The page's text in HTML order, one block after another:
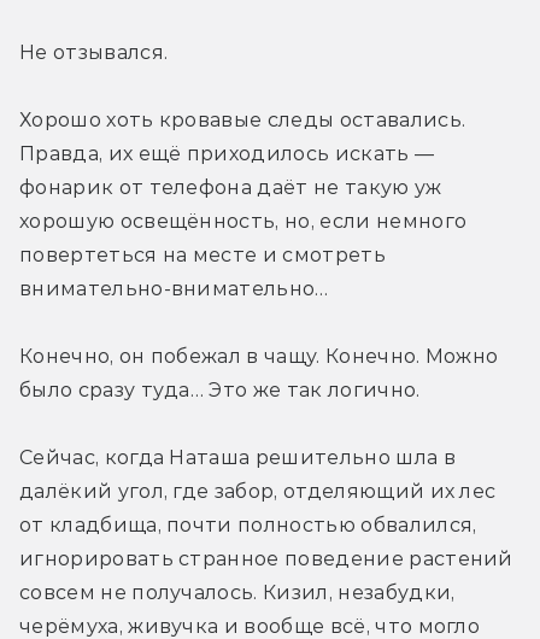
Не отзывался.
Хорошо хоть кровавые следы оставались.
Правда, их ещё приходилось искать —
фонарик от телефона даёт не такую уж
хорошую освещённость, но, если немного
повертеться на месте и смотреть
внимательно-внимательно…
Конечно, он побежал в чащу. Конечно. Можно
было сразу туда… Это же так логично.
Сейчас, когда Наташа решительно шла в
далёкий угол, где забор, отделяющий их лес
от кладбища, почти полностью обвалился,
игнорировать странное поведение растений
совсем не получалось. Кизил, незабудки,
черёмуха, живучка и вообще всё, что могло